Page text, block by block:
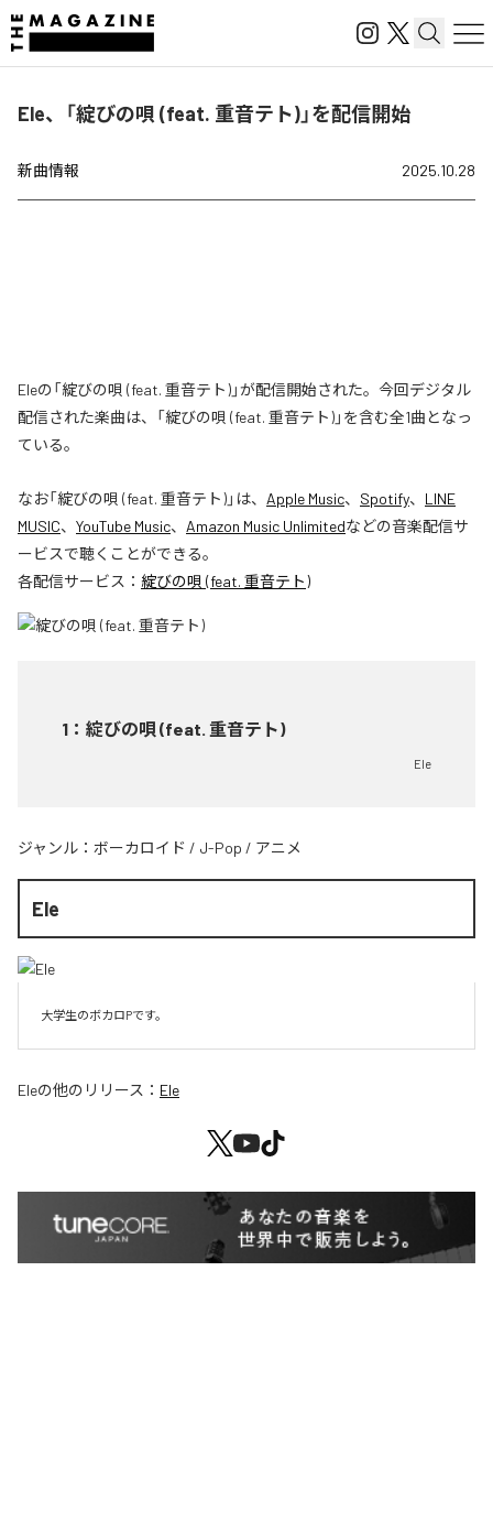
Ele、「綻びの唄 (feat. 重音テト)」を配信開始
新曲情報 2025.10.28
Eleの「綻びの唄 (feat. 重音テト)」が配信開始された。今回デジタル
配信された楽曲は、「綻びの唄 (feat. 重音テト)」を含む全1曲となっ
ている。
なお「綻びの唄 (feat. 重音テト)」は、 Apple Music、 Spotify、 LINE
MUSIC、 YouTube Music、 Amazon Music Unlimitedなどの音楽配信サ
ービスで聴くことができる。
各配信サービス： 綻びの唄 (feat. 重音テト)
1 ： 綻びの唄 (feat. 重音テト)
Ele
ジャンル： ボーカロイド / J-Pop / アニメ
Ele
大学生のボカロPです。
Eleの他のリリース： Ele